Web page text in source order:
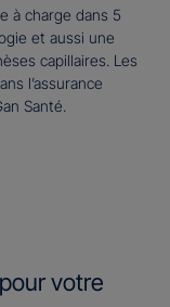
à charge dans 5
et aussi une
capillaires. Les
l’assurance
Santé.
votre